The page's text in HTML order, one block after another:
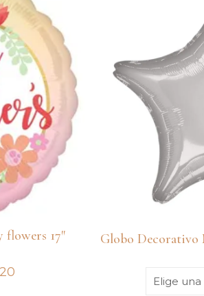
flowers 17″
Rango
Globo Decorativo